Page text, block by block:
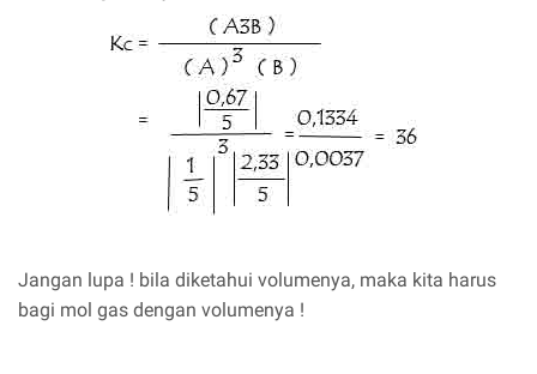
Jangan lupa ! bila diketahui volumenya, maka kita harus
bagi mol gas dengan volumenya !